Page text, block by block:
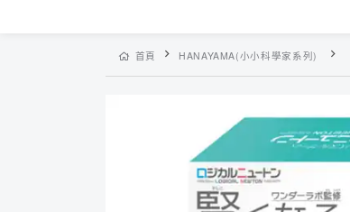
首頁 HANAYAMA(小小科學家系列)